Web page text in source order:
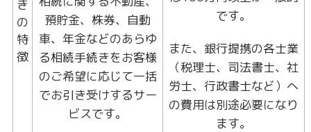
き
の
特
徴
預貯金、株券、自動
車、年金などのあらゆ
る相続手続きをお客様
のご希望に応じて一括
でお引き受けするサー
ビスです。
です。
また、銀行提携の各士業
（税理士、司法書士、社
労士、行政書士など）へ
の費用は別途必要になり
ます。